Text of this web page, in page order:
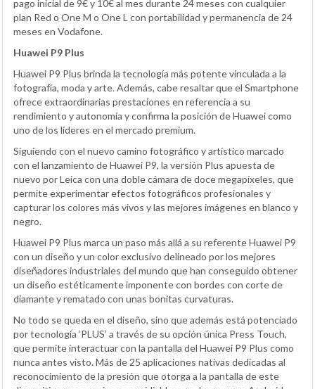
pago inicial de 9€ y 10€ al mes durante 24 meses con cualquier
plan Red o One M o One L con portabilidad y permanencia de 24
meses en Vodafone.
Huawei P9 Plus
Huawei P9 Plus brinda la tecnología más potente vinculada a la
fotografía, moda y arte. Además, cabe resaltar que el Smartphone
ofrece extraordinarias prestaciones en referencia a su
rendimiento y autonomía y confirma la posición de Huawei como
uno de los líderes en el mercado premium.
Siguiendo con el nuevo camino fotográfico y artístico marcado
con el lanzamiento de Huawei P9, la versión Plus apuesta de
nuevo por Leica con una doble cámara de doce megapíxeles, que
permite experimentar efectos fotográficos profesionales y
capturar los colores más vivos y las mejores imágenes en blanco y
negro.
Huawei P9 Plus marca un paso más allá a su referente Huawei P9
con un diseño y un color exclusivo delineado por los mejores
diseñadores industriales del mundo que han conseguido obtener
un diseño estéticamente imponente con bordes con corte de
diamante y rematado con unas bonitas curvaturas.
No todo se queda en el diseño, sino que además está potenciado
por tecnología ‘PLUS’ a través de su opción única Press Touch,
que permite interactuar con la pantalla del Huawei P9 Plus como
nunca antes visto. Más de 25 aplicaciones nativas dedicadas al
reconocimiento de la presión que otorga a la pantalla de este